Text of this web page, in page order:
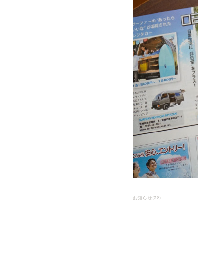
お知らせ(32)